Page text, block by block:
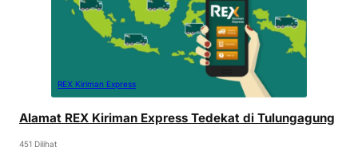
REX Kiriman Express
Alamat REX Kiriman Express Tedekat di Tulungagung
451 Dilihat